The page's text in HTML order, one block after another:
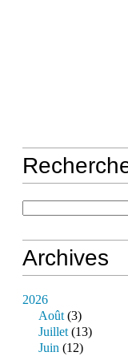
Archives
2026
Août(3)
Juillet(13)
Juin (12)